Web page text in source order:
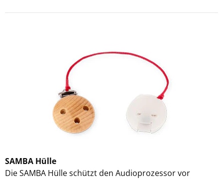
SAMBA Hülle
Die SAMBA Hülle schützt den Audioprozessor vor